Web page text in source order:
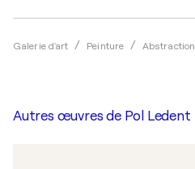
Galerie d'art Peinture Abstraction
Autres œuvres de Pol Ledent